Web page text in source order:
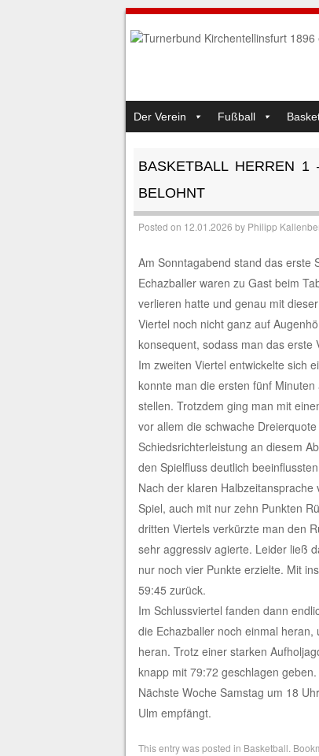
MENU
SKIP TO CONTENT
Der Verein Fußball
BASKETBALL HERREN 1
BELOHNT
Posted on 12.01.2026 by Philipp
Am Sonntagabend stand das erste
Echazballer waren zu Gast beim
verlieren hatte und genau mit
Viertel noch nicht ganz auf
konsequent, sodass man das erste
Im zweiten Viertel entwickelte sich
konnte man die ersten fünf
stellen. Trotzdem ging man mit
vor allem die schwache
Schiedsrichterleistung an diesem
den Spielfluss deutlich
Nach der klaren
Spiel, auch mit nur zehn Punkten
dritten Viertels verkürzte man den
sehr aggressiv agierte. Leider ließ
nur noch vier Punkte erzielte. Mit
59:45 zurück.
Im Schlussviertel fanden dann
die Echazballer noch einmal
heran. Trotz einer starken
knapp mit 79:72 geschlagen geben.
Nächste Woche Samstag um 18
Ulm empfängt.
This entry was posted in Basketball .